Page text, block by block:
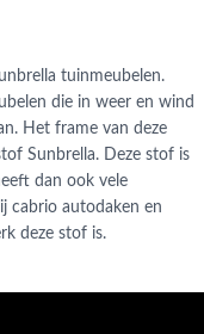
tuinmeubelen.
die in weer en wind
Het frame van deze
Sunbrella. Deze stof is
dan ook vele
cabrio autodaken en
deze stof is.